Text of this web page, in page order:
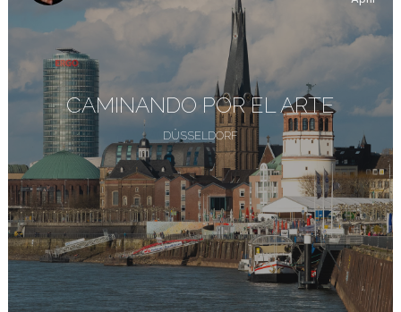
CAMINANDO POR EL ARTE
DÜSSELDORF